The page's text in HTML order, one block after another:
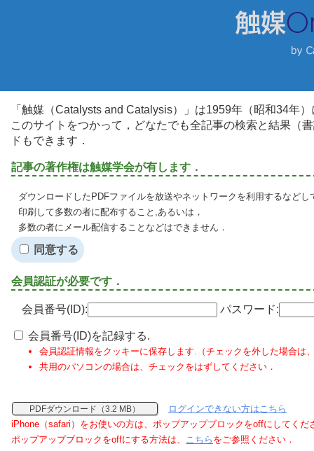
「触媒（Catalysts and Catalysis）」は1959年（昭和34年
このサイトをつかって，どなたでも全記事の検索と結果（
ドもできます．
記事の著作権は触媒学会が有します．
ダウンロードしたPDFファイルを放送やネットワークを利用するなど
印刷して多数の者に配布すること,あるいは，
多数の者にメール配信することなどはできません．
同意する
会員認証が必要です．
会員番号(ID): パスワード:
会員番号(ID)を記録する.
会員認証情報をクッキーに保存します.（チェックを外した場合は
共用のパソコンの場合は、チェックをはずしてください．
PDFダウンロード（3.2 MB）
ログインできない方はこちら
iPhone（safari）をお使いの方は、ポップアップブロックをoffにしてくだ
ポップアップブロックをoffにする方法は、 こちら をご参照ください．